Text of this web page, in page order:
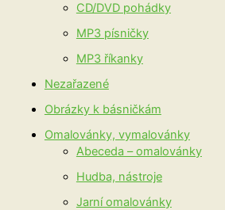
CD/DVD pohádky
MP3 písničky
MP3 říkanky
Nezařazené
Obrázky k básničkám
Omalovánky, vymalovánky
Abeceda – omalovánky
Hudba, nástroje
Jarní omalovánky